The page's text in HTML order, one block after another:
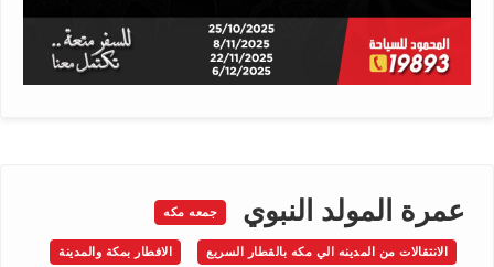
عمرة المولد النبوي جمعه مكه
الانتقالات من المدينه الي مكه بالقطار السريع الافطار بمكة والمدينة